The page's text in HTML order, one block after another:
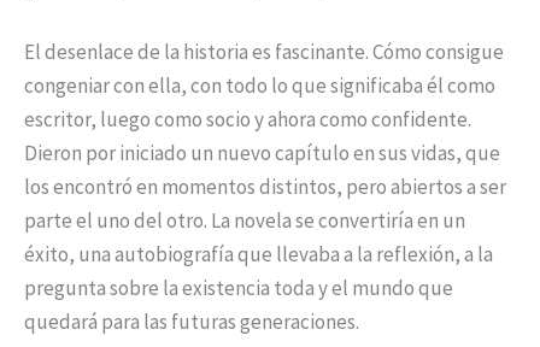
El desenlace de la historia es fascinante. Cómo consigue
congeniar con ella, con todo lo que significaba él como
escritor, luego como socio y ahora como confidente.
Dieron por iniciado un nuevo capítulo en sus vidas, que
los encontró en momentos distintos, pero abiertos a ser
parte el uno del otro. La novela se convertiría en un
éxito, una autobiografía que llevaba a la reflexión, a la
pregunta sobre la existencia toda y el mundo que
quedará para las futuras generaciones.